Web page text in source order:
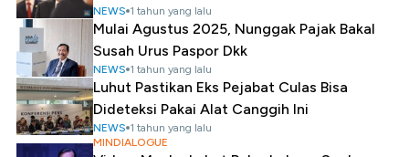
NEWS 1 tahun yang lalu
Mulai Agustus 2025, Nunggak Pajak Bakal
Susah Urus Paspor Dkk
NEWS 1 tahun yang lalu
Luhut Pastikan Eks Pejabat Culas Bisa
Dideteksi Pakai Alat Canggih Ini
NEWS 1 tahun yang lalu
MINDIALOGUE